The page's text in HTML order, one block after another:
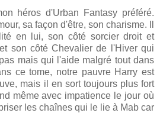
héros d'Urban Fantasy préféré.
sa façon d'être, son charisme. Il
en lui, son côté sorcier droit et
son côté Chevalier de l'Hiver qui
mais qui l'aide malgré tout dans
ce tome, notre pauvre Harry est
mais il en sort toujours plus fort
même avec impatience le jour où
les chaînes qui le lie à Mab car